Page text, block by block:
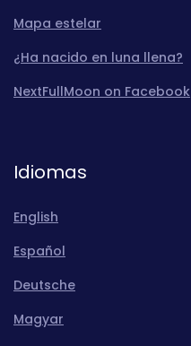
Mapa estelar
¿Ha nacido en luna llena?
NextFullMoon on Facebook
Idiomas
English
Español
Deutsche
Magyar